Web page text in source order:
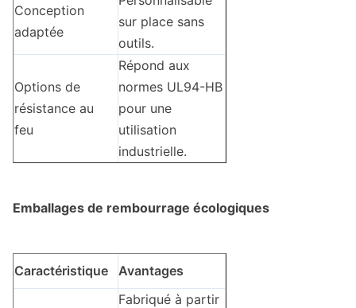
Conception
adaptée
sur place sans
outils.
Options de
résistance au
feu
Répond aux
normes UL94-HB
pour une
utilisation
industrielle.
Emballages de rembourrage écologiques
Caractéristique Avantages
Fabriqué à partir